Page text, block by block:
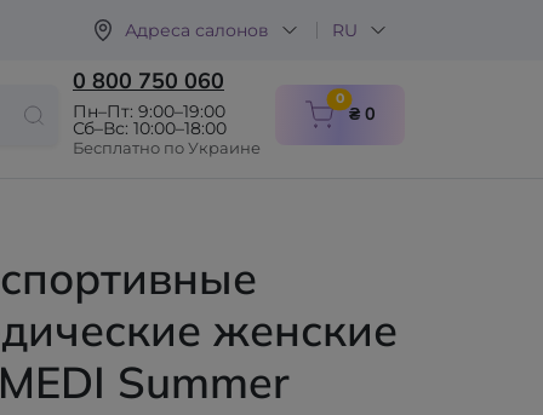
Адреса салонов RU
0 800 750 060
Пн–Пт: 9:00–19:00
Сб–Вс: 10:00–18:00
Бесплатно по Украине
0items in cart
₴ 0
женские
Summer